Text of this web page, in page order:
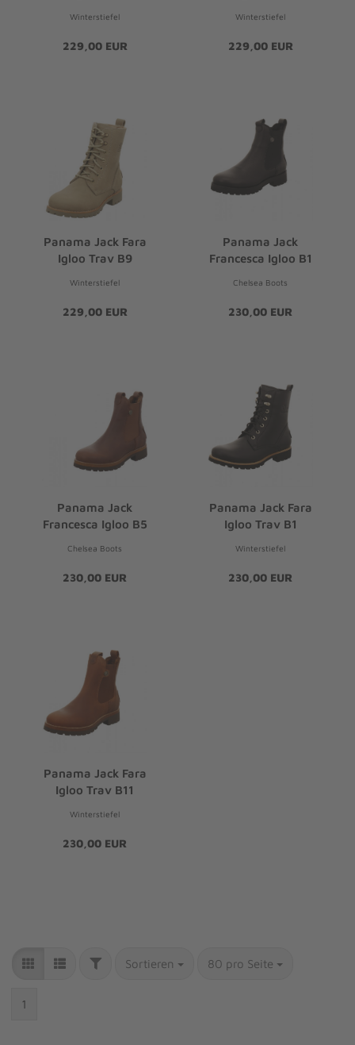
Winterstiefel
229,00 EUR
Winterstiefel
229,00 EUR
Panama Jack Fara
Igloo Trav B9
Winterstiefel
229,00 EUR
Panama Jack
Francesca Igloo B1
Chelsea Boots
230,00 EUR
Panama Jack
Francesca Igloo B5
Chelsea Boots
230,00 EUR
Panama Jack Fara
Igloo Trav B1
Winterstiefel
230,00 EUR
Panama Jack Fara
Igloo Trav B11
Winterstiefel
230,00 EUR
Sortieren 80 pro Seite
1